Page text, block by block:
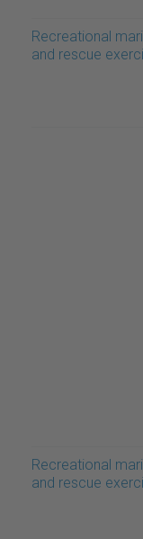
Recreational
and rescue
Recreational
and rescue